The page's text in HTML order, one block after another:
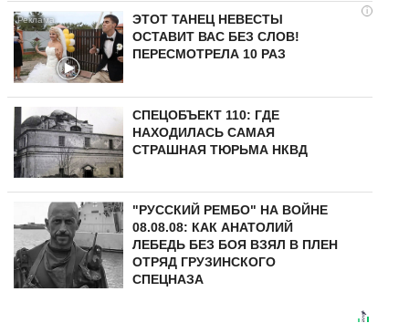
i
ЭТОТ ТАНЕЦ НЕВЕСТЫ
ОСТАВИТ ВАС БЕЗ СЛОВ!
ПЕРЕСМОТРЕЛА 10 РАЗ
СПЕЦОБЪЕКТ 110: ГДЕ
НАХОДИЛАСЬ САМАЯ
СТРАШНАЯ ТЮРЬМА НКВД
"РУССКИЙ РЕМБО" НА ВОЙНЕ
08.08.08: КАК АНАТОЛИЙ
ЛЕБЕДЬ БЕЗ БОЯ ВЗЯЛ В ПЛЕН
ОТРЯД ГРУЗИНСКОГО
СПЕЦНАЗА